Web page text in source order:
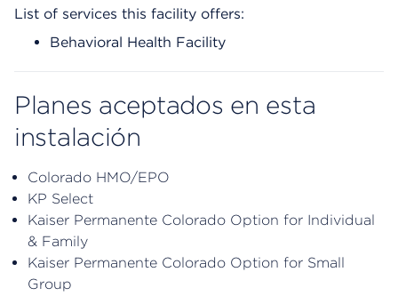
List of services this facility offers:
Behavioral Health Facility
Planes aceptados en esta
instalación
Colorado HMO/EPO
KP Select
Kaiser Permanente Colorado Option for Individual
& Family
Kaiser Permanente Colorado Option for Small
Group